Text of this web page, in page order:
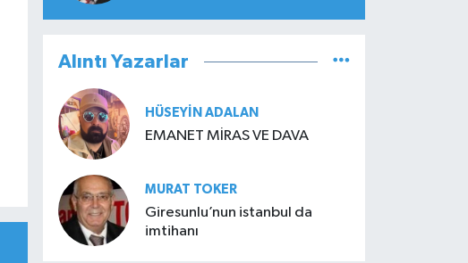
Alıntı Yazarlar
HÜSEYIN ADALAN
EMANET MİRAS VE DAVA
MURAT TOKER
Giresunlu’nun istanbul da
imtihanı